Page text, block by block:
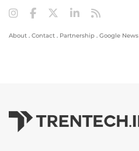
About . Contact . Partnership . Google News